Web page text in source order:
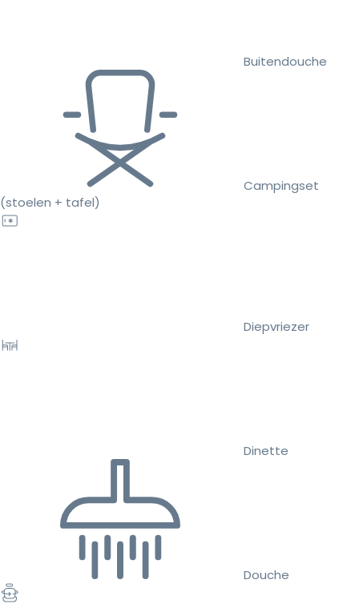
Buitendouche
Campingset
(stoelen + tafel)
Diepvriezer
Dinette
Douche